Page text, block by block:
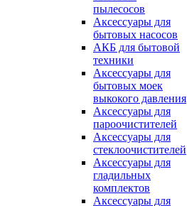
пылесосов
Аксессуары для
бытовых насосов
АКБ для бытовой
техники
Аксессуары для
бытовых моек
выкокого давления
Аксессуары для
пароочистителей
Аксессуары для
стеклоочистителей
Аксессуары для
гладильных
комплектов
Аксессуары для